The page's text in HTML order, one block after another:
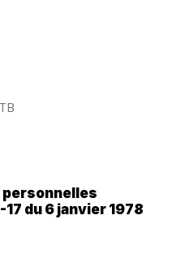
personnelles
du 6 janvier 1978